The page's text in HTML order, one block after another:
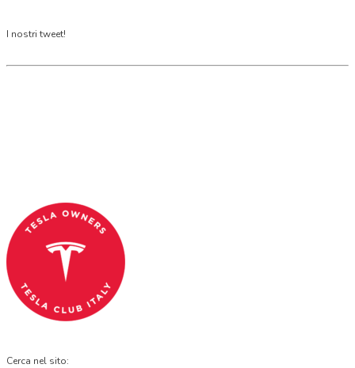
I nostri tweet!
Cerca nel sito: